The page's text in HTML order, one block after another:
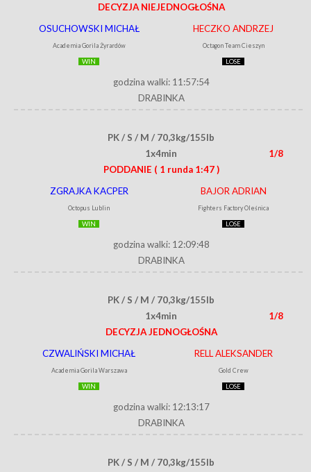
DECYZJA NIEJEDNOGŁOŚNA
OSUCHOWSKI MICHAŁ
Academia Gorila Żyrardów
WIN
HECZKO ANDRZEJ
Octagon Team Cieszyn
LOSE
godzina walki: 11:57:54
DRABINKA
PK / S / M / 70,3kg/155lb
1x4min
1/8
PODDANIE ( 1 runda 1:47 )
ZGRAJKA KACPER
Octopus Lublin
WIN
BAJOR ADRIAN
Fighters Factory Oleśnica
LOSE
godzina walki: 12:09:48
DRABINKA
PK / S / M / 70,3kg/155lb
1x4min
1/8
DECYZJA JEDNOGŁOŚNA
CZWALIŃSKI MICHAŁ
Academia Gorila Warszawa
WIN
RELL ALEKSANDER
Gold Crew
LOSE
godzina walki: 12:13:17
DRABINKA
PK / S / M / 70,3kg/155lb